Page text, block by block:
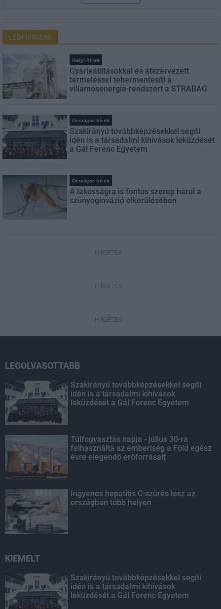
LEGFRISSEBB
Helyi hírek
Gyárleállításokkal és átszervezett
termeléssel tehermentesíti a
villamosenergia-rendszert a STRABAG
Országos hírek
Szakirányú továbbképzésekkel segíti
idén is a társadalmi kihívások leküzdését
a Gál Ferenc Egyetem
Országos hírek
A lakosságra is fontos szerep hárul a
szúnyoginvázió elkerülésében
HIRDETÉS
HIRDETÉS
HIRDETÉS
LEGOLVASOTTABB
Szakirányú továbbképzésekkel segíti
idén is a társadalmi kihívások
leküzdését a Gál Ferenc Egyetem
Túlfogyasztás napja - július 30-ra
felhasználta az emberiség a Föld egész
évre elegendő erőforrásait
Ingyenes hepatitis C-szűrés lesz az
országban több helyen
KIEMELT
Szakirányú továbbképzésekkel segíti
idén is a társadalmi kihívások
leküzdését a Gál Ferenc Egyetem